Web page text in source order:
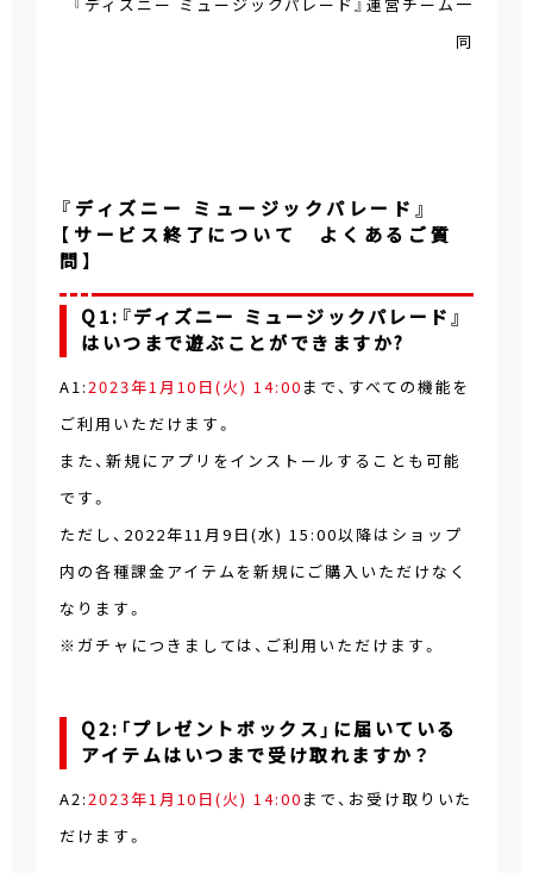
同
『ディズニー ミュージックパレード』
【サービス終了について よくあるご質
問】
Q1:『ディズニー ミュージックパレード』
はいつまで遊ぶことができますか?
A1:2023年1月10日(火) 14:00 まで、すべての機能を
ご利用いただけます。
また、新規にアプリをインストールすることも可能
です。
ただし、2022年11月9日(水) 15:00以降はショップ
内の各種課金アイテムを新規にご購入いただけなく
なります。
※ガチャにつきましては、ご利用いただけます。
Q2:「プレゼントボックス」に届いている
アイテムはいつまで受け取れますか？
A2:2023年1月10日(火) 14:00 まで、お受け取りいた
だけます。